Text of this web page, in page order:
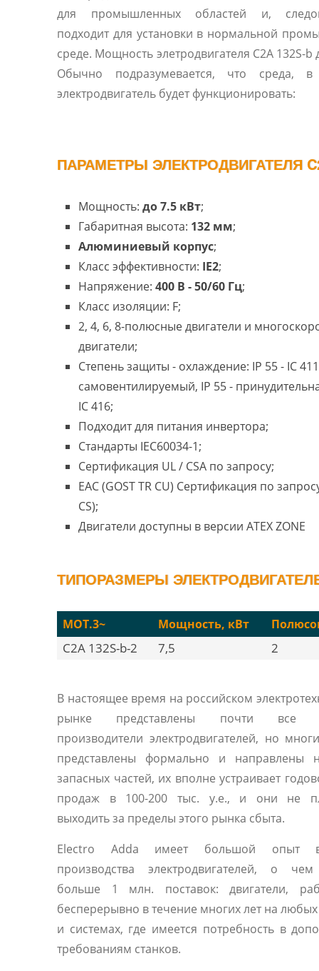
для промышленных областей и,
подходит для установки в нормальной
среде. Мощность элетродвигателя C2A 132S-b
Обычно подразумевается, что среда, в
электродвигатель будет функционировать:
ПАРАМЕТРЫ ЭЛЕКТРОДВИГАТЕЛЯ
Мощность: до 7.5 кВт;
Габаритная высота: 132 мм;
Алюминиевый корпус;
Класс эффективности: IE2;
Напряжение: 400 В - 50/60 Гц;
Класс изоляции: F;
2, 4, 6, 8-полюсные двигатели и
двигатели;
Степень защиты - охлаждение: IP 55 - IC 411
самовентилируемый, IP 55 -
IC 416;
Подходит для питания инвертора;
Стандарты IEC60034-1;
Сертификация UL / CSA по запросу;
EAC (GOST TR CU) Сертификация по
CS);
Двигатели доступны в версии ATEX ZONE
ТИПОРАЗМЕРЫ
MOT.3~ Мощность, кВт
C2A 132S-b-2 7,5 2
В настоящее время на российском
рынке представлены почти все
производители электродвигателей, но
представлены формально и направлены
запасных частей, их вполне устраивает
продаж в 100-200 тыс. у.е., и они не
выходить за пределы этого рынка сбыта.
Electro Adda имеет большой опыт
производства электродвигателей, о
больше 1 млн. поставок: двигатели,
бесперерывно в течение многих лет на
и системах, где имеется потребность в
требованиям станков.